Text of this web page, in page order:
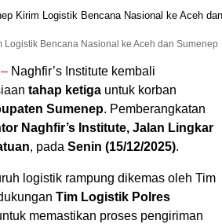
Logistik Bencana Nasional ke Aceh dan Sumenep
– Naghfir’s Institute kembali
tahap ketiga untuk korban
Sumenep. Pemberangkatan
Naghfir’s Institute, Jalan Lingkar
, pada Senin (15/12/2025).
logistik rampung dikemas oleh Tim
Tim Logistik Polres
memastikan proses pengiriman